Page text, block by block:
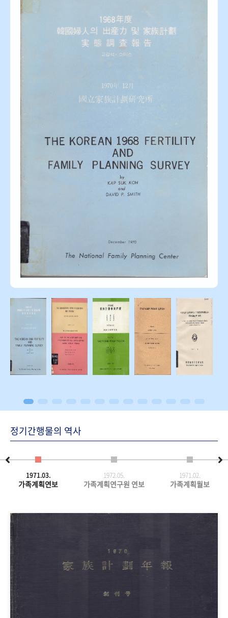
정기간행물의 역사
1971.03.
가족계획연보
1972.05.
가족계획연구원 연보
1971.02.
가족계획월보